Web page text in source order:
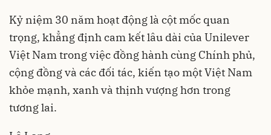
Kỷ niệm 30 năm hoạt động là cột mốc quan
trọng, khẳng định cam kết lâu dài của Unilever
Việt Nam trong việc đồng hành cùng Chính phủ,
cộng đồng và các đối tác, kiến tạo một Việt Nam
khỏe mạnh, xanh và thịnh vượng hơn trong
tương lai.